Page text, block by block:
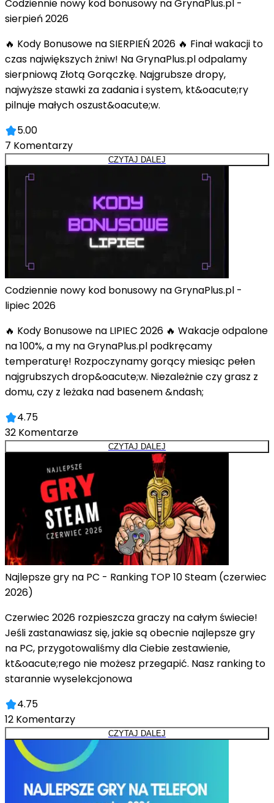
Codziennie nowy kod bonusowy na GrynaPlus.pl -
sierpień 2026
🔥 Kody Bonusowe na SIERPIEŃ 2026 🔥 Finał wakacji to
czas największych żniw! Na GrynaPlus.pl odpalamy
sierpniową Złotą Gorączkę. Najgrubsze dropy,
najwyższe stawki za zadania i system, kt&oacute;ry
pilnuje małych oszust&oacute;w.
5.00
7 Komentarzy
CZYTAJ DALEJ
Codziennie nowy kod bonusowy na GrynaPlus.pl -
lipiec 2026
🔥 Kody Bonusowe na LIPIEC 2026 🔥 Wakacje odpalone
na 100%, a my na GrynaPlus.pl podkręcamy
temperaturę! Rozpoczynamy gorący miesiąc pełen
najgrubszych drop&oacute;w. Niezależnie czy grasz z
domu, czy z leżaka nad basenem &ndash;
4.75
32 Komentarze
CZYTAJ DALEJ
Najlepsze gry na PC - Ranking TOP 10 Steam (czerwiec
2026)
Czerwiec 2026 rozpieszcza graczy na całym świecie!
Jeśli zastanawiasz się, jakie są obecnie najlepsze gry
na PC, przygotowaliśmy dla Ciebie zestawienie,
kt&oacute;rego nie możesz przegapić. Nasz ranking to
starannie wyselekcjonowa
4.75
12 Komentarzy
CZYTAJ DALEJ